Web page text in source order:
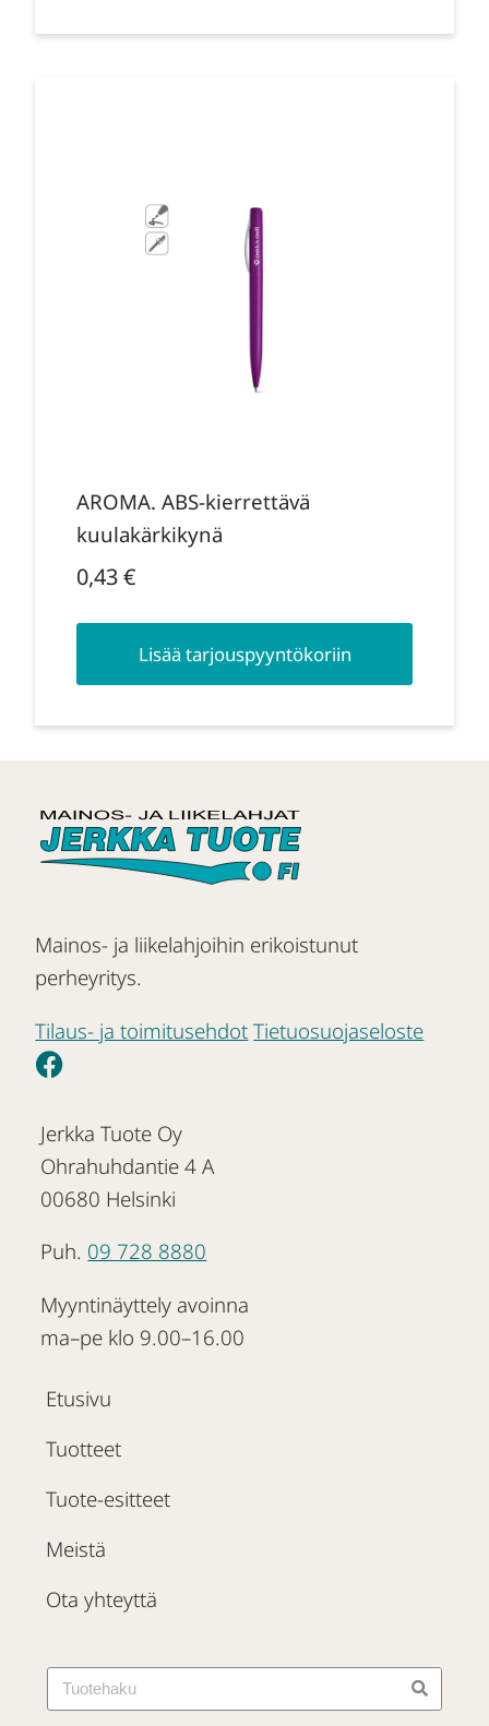
AROMA. ABS-kierrettävä
kuulakärkikynä
0,43€
Lisää tarjouspyyntökoriin
Mainos- ja liikelahjoihin erikoistunut
perheyritys.
Tilaus- ja toimitusehdot Tietuosuojaseloste
Jerkka Tuote Oy
Ohrahuhdantie 4 A
00680 Helsinki
Puh. 09 728 8880
Myyntinäyttely avoinna
ma–pe klo 9.00–16.00
Etusivu
Tuotteet
Tuote-esitteet
Meistä
Ota yhteyttä